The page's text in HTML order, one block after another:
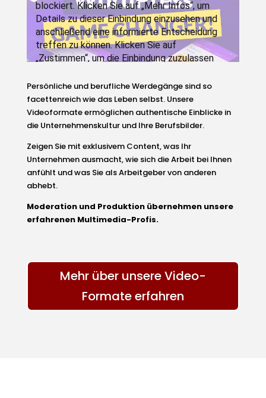
Persönliche und berufliche Werdegänge sind so
facettenreich wie das Leben selbst. Unsere
Videoformate ermöglichen authentische Einblicke in
die Unternehmenskultur und Ihre Berufsbilder.
Zeigen Sie mit exklusivem Content, was Ihr
Unternehmen ausmacht, wie sich die Arbeit bei Ihnen
anfühlt und was Sie als Arbeitgeber von anderen
abhebt.
Moderation und Produktion übernehmen unsere
erfahrenen Multimedia-Profis.
Mehr über unsere Video-
Formate erfahren